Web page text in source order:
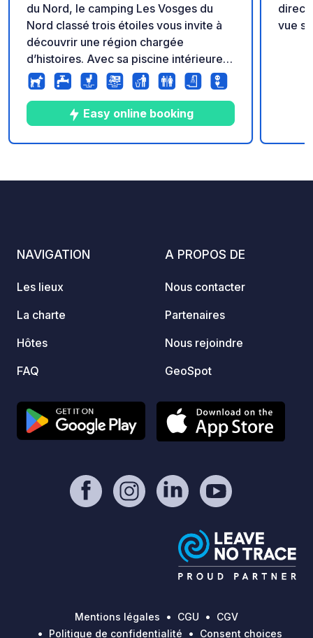
du Nord, le camping Les Vosges du
Nord classé trois étoiles vous invite à
découvrir une région chargée
d’histoires. Avec sa piscine intérieure,
son hammam et son jacuzzi, le
camping d'Alsace vous offrira un petit
havre de paix. Doté du label Station
Verte, profitez d'un retour à la nature et
offrez-vous une vue panoramique
Easy online booking
vue
NAVIGATION
Les lieux
La charte
Hôtes
FAQ
A PROPOS DE
Nous contacter
Partenaires
Nous rejoindre
GeoSpot
Mentions légales CGU
CGV
Politique de confidentialité
Consent choices